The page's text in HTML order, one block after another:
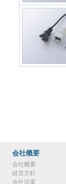
会社概要
会社概要
経営方針
会社沿革